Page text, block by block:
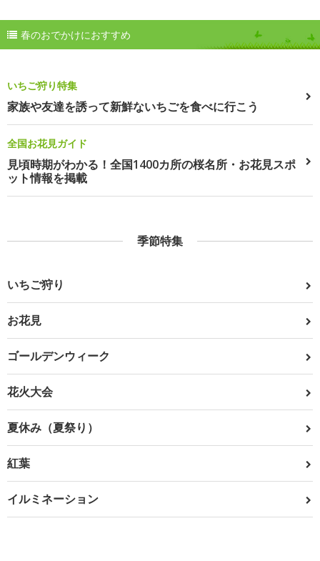
春のおでかけにおすすめ
いちご狩り特集
家族や友達を誘って新鮮ないちごを食べに行こう
全国お花見ガイド
見頃時期がわかる！全国1400カ所の桜名所・お花見スポ
ット情報を掲載
季節特集
いちご狩り
お花見
ゴールデンウィーク
花火大会
夏休み（夏祭り）
紅葉
イルミネーション